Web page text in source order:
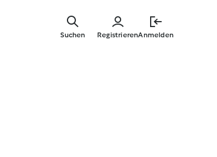
RegistrierenAnmelden
Suchen